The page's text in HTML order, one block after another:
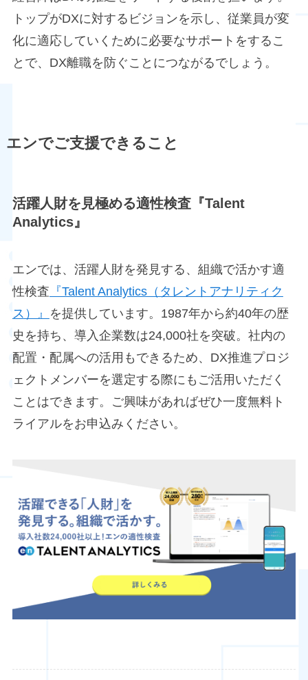
トップがDXに対するビジョンを示し、従業員が変
化に適応していくために必要なサポートをするこ
とで、DX離職を防ぐことにつながるでしょう。
エンでご支援できること
活躍人財を見極める適性検査『Talent
Analytics』
エンでは、活躍人財を発見する、組織で活かす適
性検査 『Talent Analytics（タレントアナリティク
ス）』
を提供しています。1987年から約40年の歴
史を持ち、導入企業数は24,000社を突破。社内の
配置・配属への活用もできるため、DX推進プロジ
ェクトメンバーを選定する際にもご活用いただく
ことはできます。ご興味があればぜひ一度無料ト
ライアルをお申込みください。